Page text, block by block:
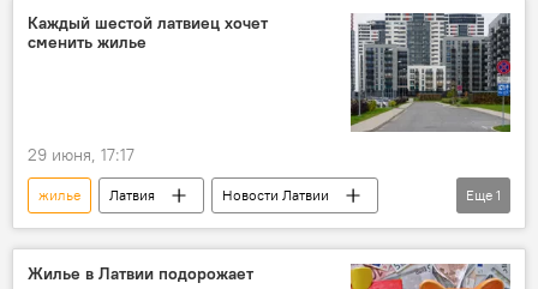
недвижимость
инвестиции
Каждый шестой латвиец хочет
сменить жилье
29 июня, 17:17
жилье Латвия
Новости Латвии
опрос
Еще 1
Жилье в Латвии подорожает